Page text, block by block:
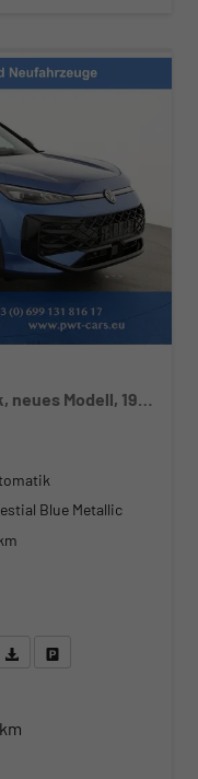
Blue Metallic
rufen Sie an
Angebot drucken (PDF)